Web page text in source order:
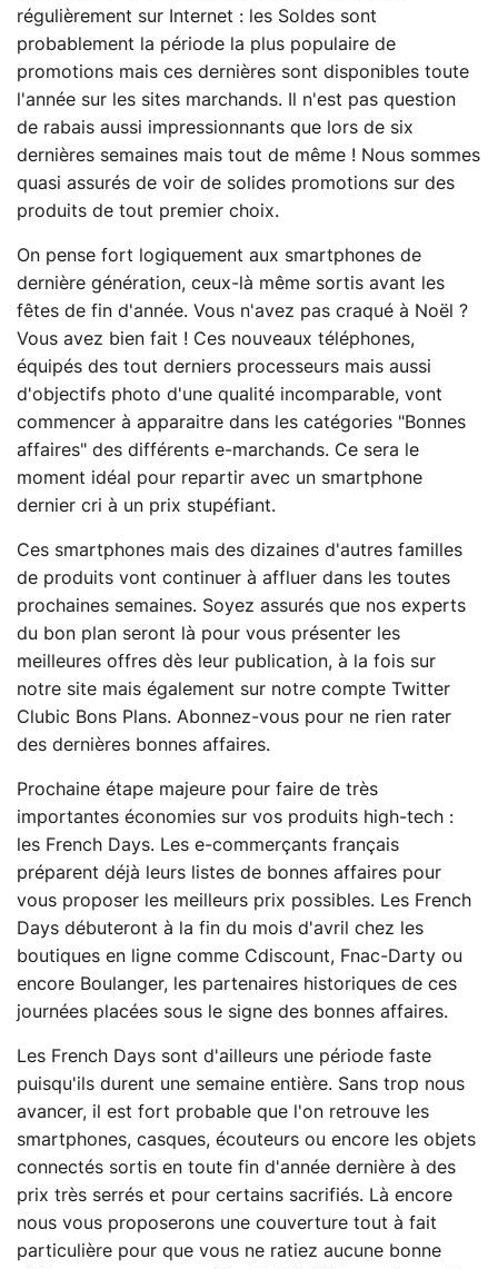
régulièrement sur Internet : les Soldes sont
probablement la période la plus populaire de
promotions mais ces dernières sont disponibles toute
l'année sur les sites marchands. Il n'est pas question
de rabais aussi impressionnants que lors de six
dernières semaines mais tout de même ! Nous sommes
quasi assurés de voir de solides promotions sur des
produits de tout premier choix.
On pense fort logiquement aux smartphones de
dernière génération, ceux-là même sortis avant les
fêtes de fin d'année. Vous n'avez pas craqué à Noël ?
Vous avez bien fait ! Ces nouveaux téléphones,
équipés des tout derniers processeurs mais aussi
d'objectifs photo d'une qualité incomparable, vont
commencer à apparaitre dans les catégories "Bonnes
affaires" des différents e-marchands. Ce sera le
moment idéal pour repartir avec un smartphone
dernier cri à un prix stupéfiant.
Ces smartphones mais des dizaines d'autres familles
de produits vont continuer à affluer dans les toutes
prochaines semaines. Soyez assurés que nos experts
du bon plan seront là pour vous présenter les
meilleures offres dès leur publication, à la fois sur
notre site mais également sur notre compte Twitter
Clubic Bons Plans. Abonnez-vous pour ne rien rater
des dernières bonnes affaires.
Prochaine étape majeure pour faire de très
importantes économies sur vos produits high-tech :
les French Days. Les e-commerçants français
préparent déjà leurs listes de bonnes affaires pour
vous proposer les meilleurs prix possibles. Les French
Days débuteront à la fin du mois d'avril chez les
boutiques en ligne comme Cdiscount, Fnac-Darty ou
encore Boulanger, les partenaires historiques de ces
journées placées sous le signe des bonnes affaires.
Les French Days sont d'ailleurs une période faste
puisqu'ils durent une semaine entière. Sans trop nous
avancer, il est fort probable que l'on retrouve les
smartphones, casques, écouteurs ou encore les objets
connectés sortis en toute fin d'année dernière à des
prix très serrés et pour certains sacrifiés. Là encore
nous vous proposerons une couverture tout à fait
particulière pour que vous ne ratiez aucune bonne